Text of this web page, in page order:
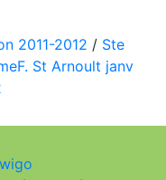
2011-2012 / Ste
St Arnoult janv